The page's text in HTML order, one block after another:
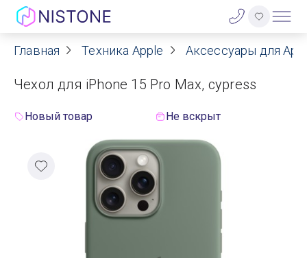
Акции
О нас
Договор оферты
Реквизиты
Главная Техника Apple Аксессуары для
Чехол для iPhone 15 Pro Max, cypress
Новый товар Не вскрыт